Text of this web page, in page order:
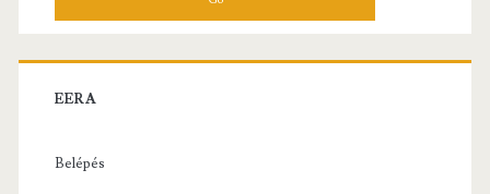
EERA
Belépés